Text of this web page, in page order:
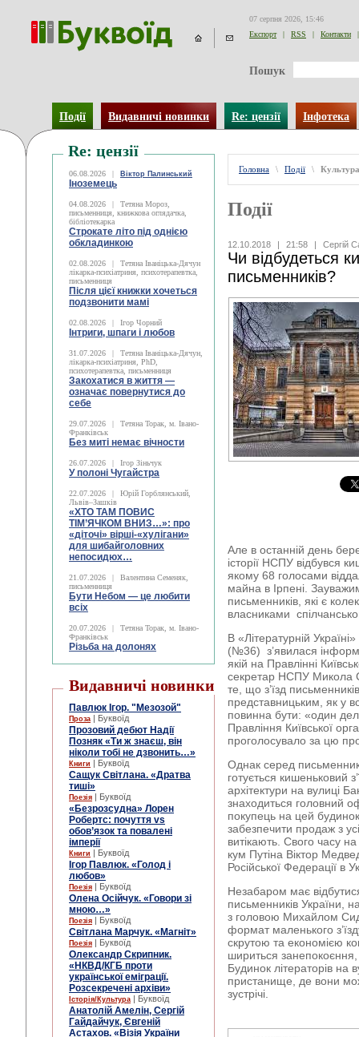
07 серпня 2026, 15:46
Експорт
| RSS | Контакти |
Пошук
Події Видавничі новинки Re: цензії Інфотека
Re: цензії
06.08.2026 | Віктор Палинський
Іноземець
04.08.2026 |
Тетяна Мороз,
письменниця, книжкова оглядачка,
бібліотекарка
Строкате літо під однією
обкладинкою
02.08.2026 |
Тетяна Іваніцька-Дячун
лікарка-психіатриня, психотерапевтка,
письменниця
Після цієї книжки хочеться
подзвонити мамі
02.08.2026 | Ігор Чорний
Інтриги, шпаги і любов
31.07.2026 |
Тетяна Іваніцька-Дячун,
лікарка-психіатриня, PhD,
психотерапевтка, письменниця
Закохатися в життя —
означає повернутися до
себе
29.07.2026 |
Тетяна Торак, м. Івано-
Франківськ
Без миті немає вічности
26.07.2026 | Ігор Зіньчук
У полоні Чугайстра
22.07.2026 |
Юрій Горблянський,
Львів–Зашків
«ХТО ТАМ ПОВИС
ТІМ’ЯЧКОМ ВНИЗ…»: про
«діточі» вірші-«хулігани»
для шибайголовних
непосидюх…
21.07.2026 |
Валентина Семеняк,
письменниця
Бути Небом ― це любити
всіх
20.07.2026 |
Тетяна Торак, м. Івано-
Франківськ
Різьба на долонях
Видавничі новинки
Павлюк Ігор. "Мезозой"
Проза | Буквоїд
Прозовий дебют Надії
Позняк «Ти ж знаєш, він
ніколи тобі не дзвонить…»
Книги | Буквоїд
Сащук Світлана. «Дратва
тиші»
Поезія | Буквоїд
«Безрозсудна» Лорен
Робертс: почуття vs
обов’язок та повалені
імперії
Книги | Буквоїд
Ігор Павлюк. «Голод і
любов»
Поезія | Буквоїд
Олена Осійчук. «Говори зі
мною…»
Поезія | Буквоїд
Світлана Марчук. «Магніт»
Поезія | Буквоїд
Олександр Скрипник.
«НКВД/КГБ проти
української еміграції.
Розсекречені архіви»
Історія/Культура | Буквоїд
Анатолій Амелін, Сергій
Гайдайчук, Євгеній
Астахов. «Візія України
Головна \ Події \ Культура
Події
12.10.2018 | 21:58 | Сергій
Чи відбудеться
письменників?
Але в останній день
історії НСПУ відбувся
якому 68 голосами
майна в Ірпені.
письменників, які є
власниками
В «Літературній
(№36) з’явилася
якій на Правлінні
секретар НСПУ Микола
те, що з’їзд
представницьким, як у
повинна бути: «один
Правління Київської
проголосувало за цю
Однак серед
готується кишеньковий
архітектури на вулиці
знаходиться головний
покупець на цей
забезпечити продаж з
витікають. Свого часу
кум Путіна Віктор
Російської Федерації в
Незабаром має
письменників України,
з головою Михайлом
формат маленького
скрутою та економією
шириться занепокоєння,
Будинок літераторів на
пристанище, де вони
зустрічі.